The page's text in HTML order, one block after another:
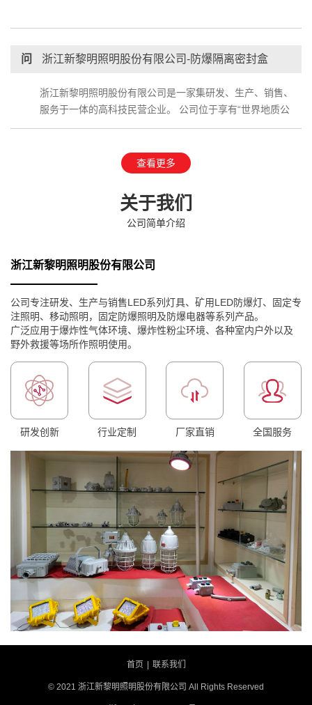
问 浙江新黎明照明股份有限公司-防爆隔离密封盒
浙江新黎明照明股份有限公司是一家集研发、生产、销售、
服务于一体的高科技民营企业。 公司位于享有“世界地质公
园”、国家AAAAA级…
查看更多
关于我们
公司简单介绍
浙江新黎明照明股份有限公司
公司专注研发、生产与销售LED系列灯具、矿用LED防爆灯、固定专
注照明、移动照明，固定防爆照明及防爆电器等系列产品。
广泛应用于爆炸性气体环境、爆炸性粉尘环境、各种室内户外以及
野外救援等场所作照明使用。
研发创新 行业定制 厂家直销 全国服务
首页 联系我们
© 2021 浙江新黎明照明股份有限公司 All Rights Reserved